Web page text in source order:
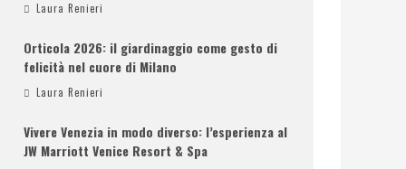
Laura Renieri
Orticola 2026: il giardinaggio come gesto di
felicità nel cuore di Milano
Laura Renieri
Vivere Venezia in modo diverso: l’esperienza al
JW Marriott Venice Resort & Spa